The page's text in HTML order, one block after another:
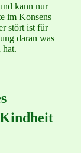
kann nur
im Konsens
stört ist für
daran was
hat.
Kindheit